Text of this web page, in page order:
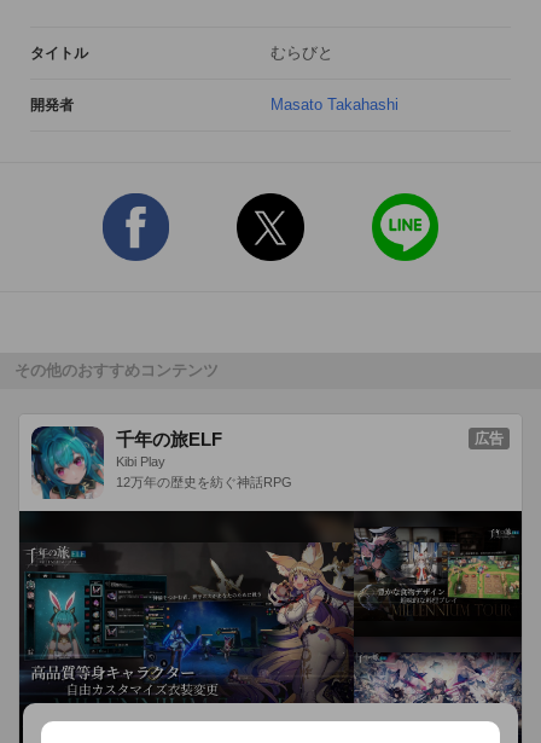
タイトル むらびと
開発者 Masato Takahashi
その他のおすすめコンテンツ
千年の旅ELF
Kibi Play
12万年の歴史を紡ぐ神話RPG
広告